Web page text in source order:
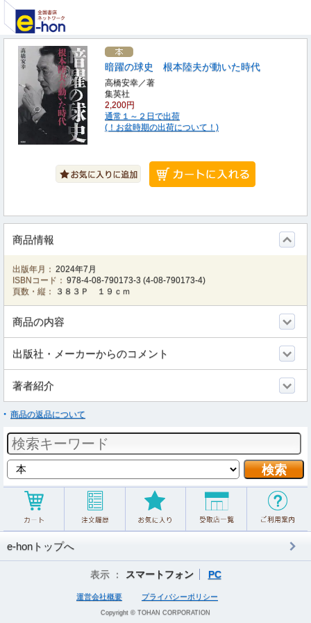
暗躍の球史 根本陸夫が動いた時代
高橋安幸／著
集英社
2,200円
通常１～２日で出荷
(！お盆時期の出荷について！)
商品情報
出版年月： 2024年7月
ISBNコード： 978-4-08-790173-3 (4-08-790173-4)
頁数・縦：
３８３Ｐ １９ｃｍ
商品の内容
出版社・メーカーからのコメント
著者紹介
商品の返品について
e-honトップへ
表示 ： スマートフォン PC
運営会社概要 プライバシーポリシー
Copyright © TOHAN CORPORATION